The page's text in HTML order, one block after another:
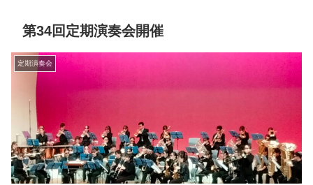
第34回定期演奏会開催
定期演奏会